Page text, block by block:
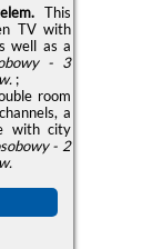
This
TV with
well as a
- 3
;
room
a
with city
- 2